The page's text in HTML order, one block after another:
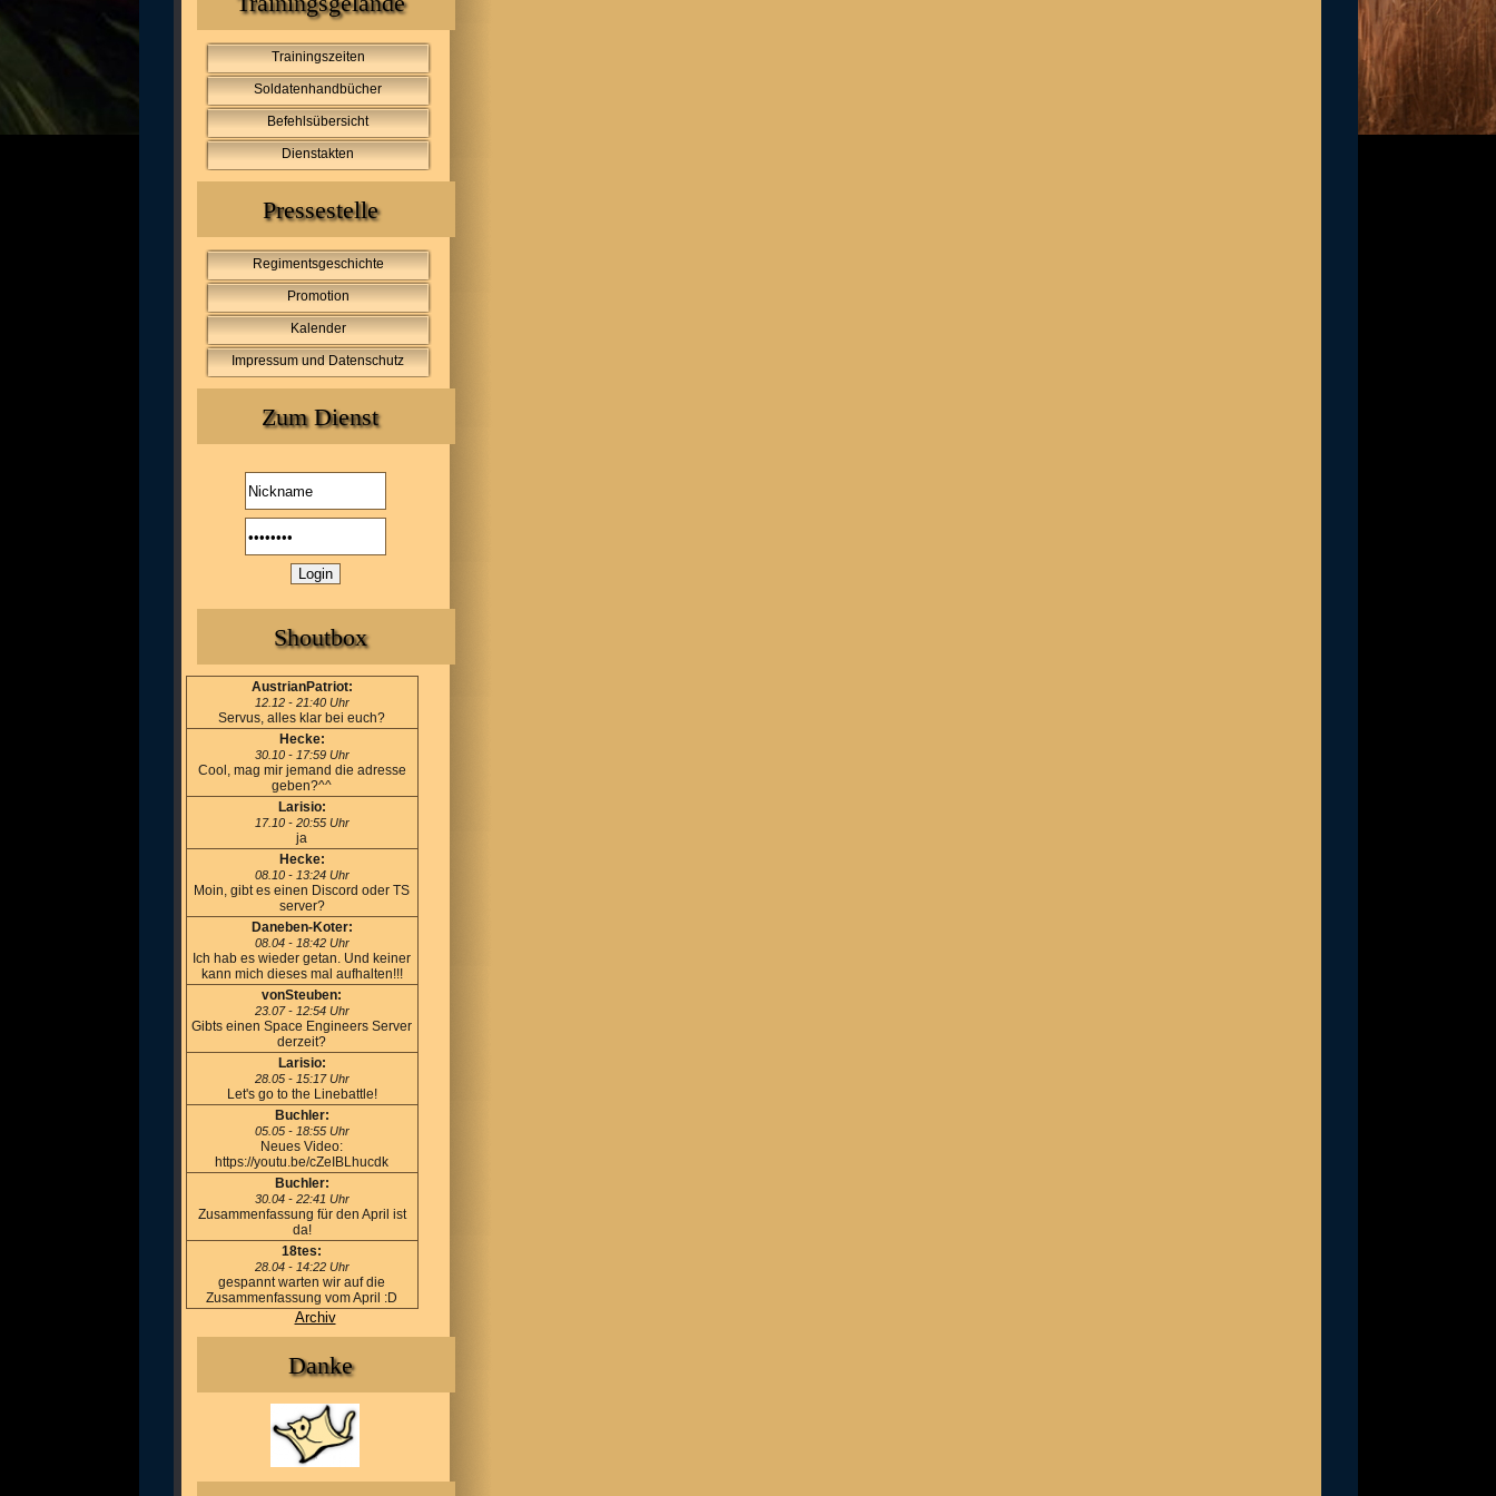
Trainingszeiten
Soldatenhandbücher
Befehlsübersicht
Dienstakten
Pressestelle
Regimentsgeschichte
Promotion
Kalender
Impressum und Datenschutz
Zum Dienst
Shoutbox
AustrianPatriot:
12.12 - 21:40 Uhr
Servus, alles klar bei euch?
Hecke:
30.10 - 17:59 Uhr
Cool, mag mir jemand die adresse
geben?^^
Larisio:
17.10 - 20:55 Uhr
ja
Hecke:
08.10 - 13:24 Uhr
Moin, gibt es einen Discord oder TS
server?
Daneben-Koter:
08.04 - 18:42 Uhr
Ich hab es wieder getan. Und keiner
kann mich dieses mal aufhalten!!!
vonSteuben:
23.07 - 12:54 Uhr
Gibts einen Space Engineers Server
derzeit?
Larisio:
28.05 - 15:17 Uhr
Let's go to the Linebattle!
Buchler:
05.05 - 18:55 Uhr
Neues Video:
https://youtu.be/cZeIBLhucdk
Buchler:
30.04 - 22:41 Uhr
Zusammenfassung für den April ist
da!
18tes:
28.04 - 14:22 Uhr
gespannt warten wir auf die
Zusammenfassung vom April :D
Archiv
Danke